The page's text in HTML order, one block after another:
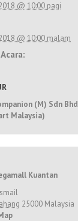
@ 10:00 pagi
@ 10:00 malam
(M) Sdn Bhd
Malaysia)
Kuantan
25000 Malaysia